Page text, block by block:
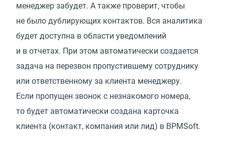
менеджер забудет. А также проверит, чтобы
не было дублирующих контактов. Вся аналитика
будет доступна в области уведомлений
и в отчетах. При этом автоматически создается
задача на перезвон пропустившему сотруднику
или ответственному за клиента менеджеру.
Если пропущен звонок с незнакомого номера,
то будет автоматически создана карточка
клиента (контакт, компания или лид) в BPMSoft.